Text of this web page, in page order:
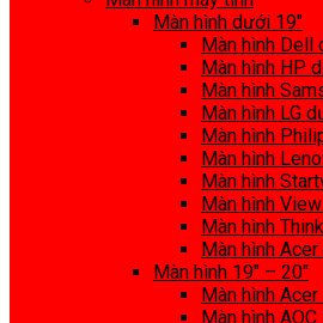
Màn hình dưới 19″
Màn hình Dell
Màn hình HP
Màn hình
Màn hình LG
Màn hình
Màn hình
Màn hình
Màn hình
Màn hình
Màn hình
Màn hình 19″ – 20″
Màn hình Acer
Màn hình AOC